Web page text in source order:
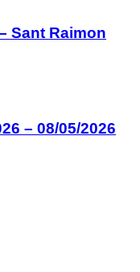
Sant Raimon
– 08/05/2026